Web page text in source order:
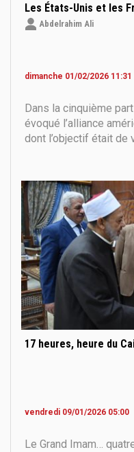
Les États-Unis et les
Abdelrahim Ali
dimanche 01/02/2026 11:31
Dans la cinquième
évoqué l’alliance
dont l’objectif était de
des Frères
17 heures, heure du
vendredi 09/01/2026 05:00
Le Grand Imam…